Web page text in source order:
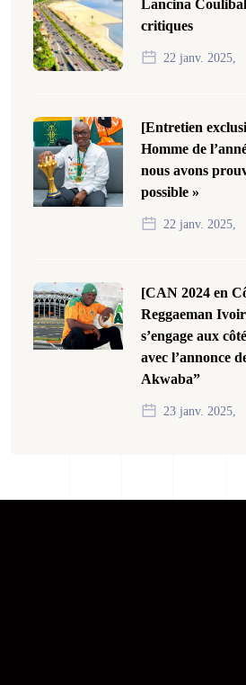
Lancina
critiques
22 janv. 2025,
[Entretien
Homme de
nous avons
possible »
22 janv. 2025,
[CAN 2024 en
Reggaeman
s’engage aux
avec l’annonce
Akwaba”
23 janv. 2025,